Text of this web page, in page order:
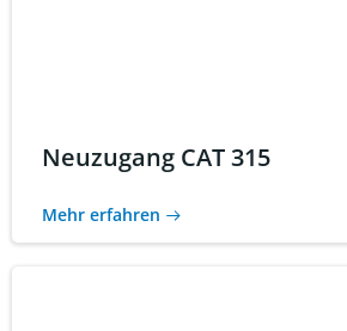
Neuzugang CAT 315
Mehr erfahren